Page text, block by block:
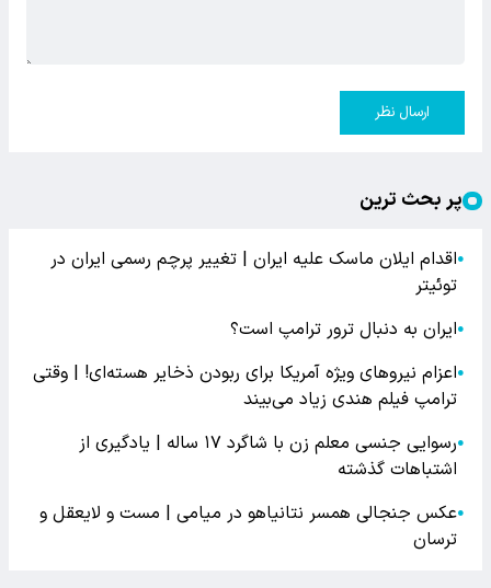
ارسال نظر
پر بحث ترین
●اقدام ایلان ماسک علیه ایران | تغییر پرچم رسمی ایران در
توئیتر
●ایران به دنبال ترور ترامپ است؟
●اعزام نیروهای ویژه آمریکا برای ربودن ذخایر هسته‌ای! | وقتی
ترامپ فیلم هندی زیاد می‌بیند
●
رسوایی جنسی معلم زن با شاگرد ۱۷ ساله | یادگیری از
اشتباهات گذشته
●عکس جنجالی همسر نتانیاهو در میامی | مست و لایعقل و
ترسان